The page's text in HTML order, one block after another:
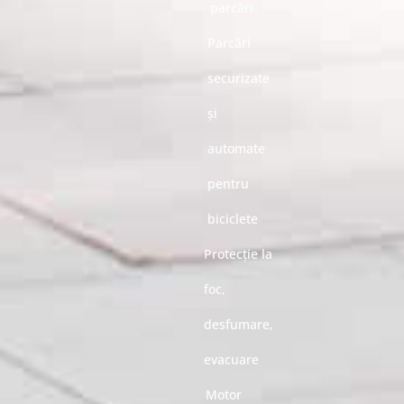
securizate
și
automate
pentru
biciclete
Protecție la
foc,
desfumare,
evacuare
Motor